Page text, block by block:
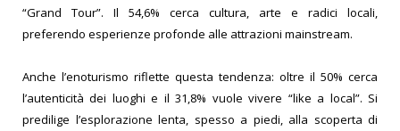
“Grand Tour”. Il 54,6% cerca cultura, arte e radici locali,
preferendo esperienze profonde alle attrazioni mainstream.
Anche l’enoturismo riflette questa tendenza: oltre il 50% cerca
l’autenticità dei luoghi e il 31,8% vuole vivere “like a local”. Si
predilige l’esplorazione lenta, spesso a piedi, alla scoperta di